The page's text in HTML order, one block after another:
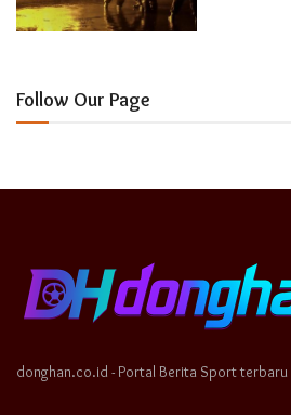
Follow Our Page
donghan.co.id - Portal Berita Sport terbaru